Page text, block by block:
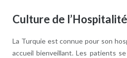
Culture de l’Hospitalité
La Turquie est connue pour son
accueil bienveillant. Les patients